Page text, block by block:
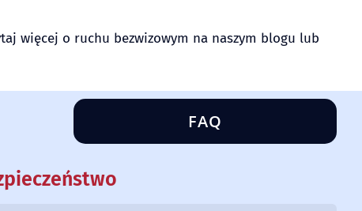
więcej o ruchu bezwizowym na naszym blogu lub
FAQ